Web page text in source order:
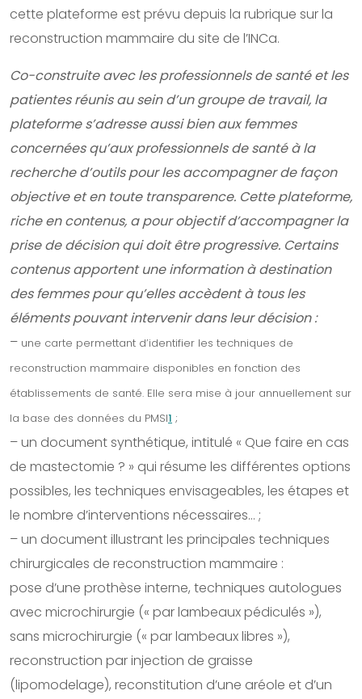
cette plateforme est prévu depuis la rubrique sur la
reconstruction mammaire du site de l’INCa.
Co-construite avec les professionnels de santé et les
patientes réunis au sein d’un groupe de travail, la
plateforme s’adresse aussi bien aux femmes
concernées qu’aux professionnels de santé à la
recherche d’outils pour les accompagner de façon
objective et en toute transparence. Cette plateforme,
riche en contenus, a pour objectif d’accompagner la
prise de décision qui doit être progressive. Certains
contenus apportent une information à destination
des femmes pour qu’elles accèdent à tous les
éléments pouvant intervenir dans leur décision :
– une carte permettant d’identifier les techniques de
reconstruction mammaire disponibles en fonction des
établissements de santé. Elle sera mise à jour annuellement sur
la base des données du PMSI1 ;
– un document synthétique, intitulé « Que faire en cas
de mastectomie ? » qui résume les différentes options
possibles, les techniques envisageables, les étapes et
le nombre d’interventions nécessaires… ;
– un document illustrant les principales techniques
chirurgicales de reconstruction mammaire :
pose d’une prothèse interne, techniques autologues
avec microchirurgie (« par lambeaux pédiculés »),
sans microchirurgie (« par lambeaux libres »),
reconstruction par injection de graisse
(lipomodelage), reconstitution d’une aréole et d’un